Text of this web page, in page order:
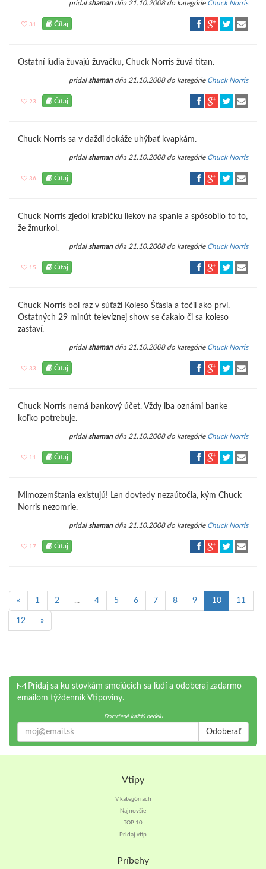
pridal shamandňa 21.10.2008 do kategórie Chuck Norris
31 Čítaj
Ostatní ľudia žuvajú žuvačku, Chuck Norris žuvá titan.
pridal shamandňa 21.10.2008 do kategórie Chuck Norris
23 Čítaj
Chuck Norris sa v daždi dokáže uhýbať kvapkám.
pridal shamandňa 21.10.2008 do kategórie Chuck Norris
36 Čítaj
Chuck Norris zjedol krabičku liekov na spanie a spôsobilo to to,
že žmurkol.
pridal shamandňa 21.10.2008 do kategórie Chuck Norris
15 Čítaj
Chuck Norris bol raz v súťaži Koleso Šťasia a točil ako prví.
Ostatných 29 minút televíznej show se čakalo či sa koleso
zastaví.
pridal shamandňa 21.10.2008 do kategórie Chuck Norris
33 Čítaj
Chuck Norris nemá bankový účet. Vždy iba oznámi banke
koľko potrebuje.
pridal shamandňa 21.10.2008 do kategórie Chuck Norris
11 Čítaj
Mimozemštania existujú! Len dovtedy nezaútočia, kým Chuck
Norris nezomrie.
pridal shamandňa 21.10.2008 do kategórie Chuck Norris
17 Čítaj
« 1 2 ... 4 5 6 7 8 9 10 11
12 »
Pridaj sa ku stovkám smejúcich sa ľudí a odoberaj zadarmo
emailom týždenník Vtipoviny.
Doručené každú nedeľu
Odoberať
Vtipy
V kategóriach
Najnovšie
TOP 10
Pridaj vtip
Príbehy